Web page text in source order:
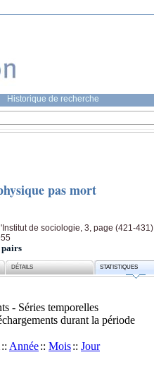
Historique de recherche
pas mort
de sociologie, 3, page (421-431)
pairs
DÉTAILS STATISTIQUES